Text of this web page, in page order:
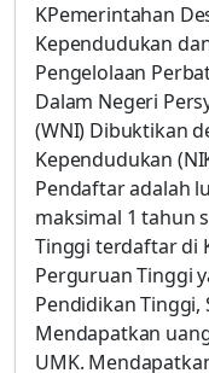
KPemerintahan
Kependudukan
Pengelolaan
Dalam Negeri
(WNI) Dibuktikan
Kependudukan
Pendaftar adalah
maksimal 1 tahun
Tinggi terdaftar di
Perguruan Tinggi
Pendidikan Tinggi,
Mendapatkan
UMK.